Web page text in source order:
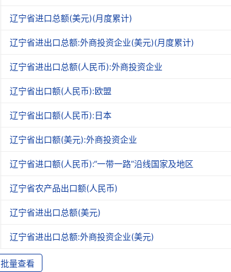
辽宁省进口总额(美元)(月度累计)
辽宁省进出口总额:外商投资企业(美元)(月度累计)
辽宁省进出口总额(人民币):外商投资企业
辽宁省出口额(人民币):欧盟
辽宁省出口额(人民币):日本
辽宁省出口额(美元):外商投资企业
辽宁省进口额(人民币):“一带一路”沿线国家及地区
辽宁省农产品出口额(人民币)
辽宁省进出口总额(美元)
辽宁省进出口总额:外商投资企业(美元)
批量查看